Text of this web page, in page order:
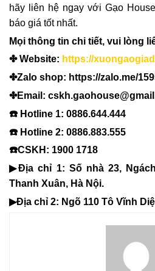
hãy liên hệ ngay với Gạo
báo giá tốt nhất.
Mọi thông tin chi tiết, vui lòng
✤ Website: https://
✤Zalo shop: https://zalo.me/
✤Email:
☎️ Hotline 1: 0886.644.444
☎️ Hotline 2: 0886.883.555
☎️CSKH: 1900 1718
▶Địa chỉ 1: Số nhà 23,
Thanh Xuân, Hà Nội.
▶Địa chỉ 2: Ngõ 110 Tô Vĩnh